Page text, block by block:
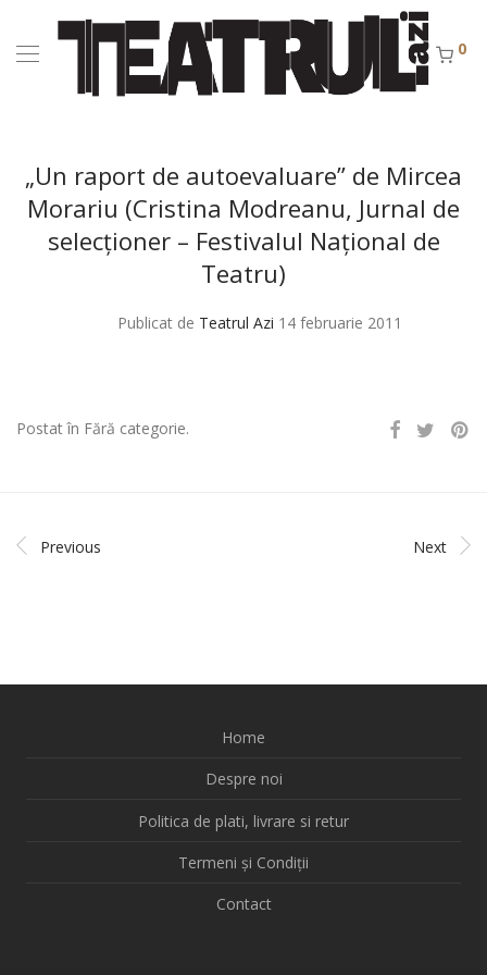
0
„Un raport de autoevaluare” de Mircea
Morariu (Cristina Modreanu, Jurnal de
selecţioner – Festivalul Naţional de
Teatru)
Publicat de Teatrul Azi 14 februarie 2011
Postat în Fără categorie.
Previous Next
Home
Despre noi
Politica de plati, livrare si retur
Termeni și Condiții
Contact